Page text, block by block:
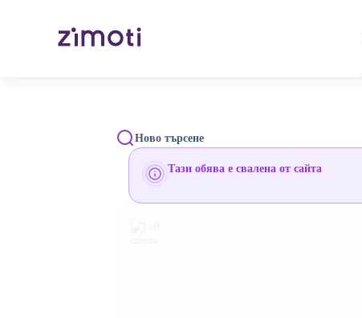
Ново търсене
Тази обява е свалена от сайта